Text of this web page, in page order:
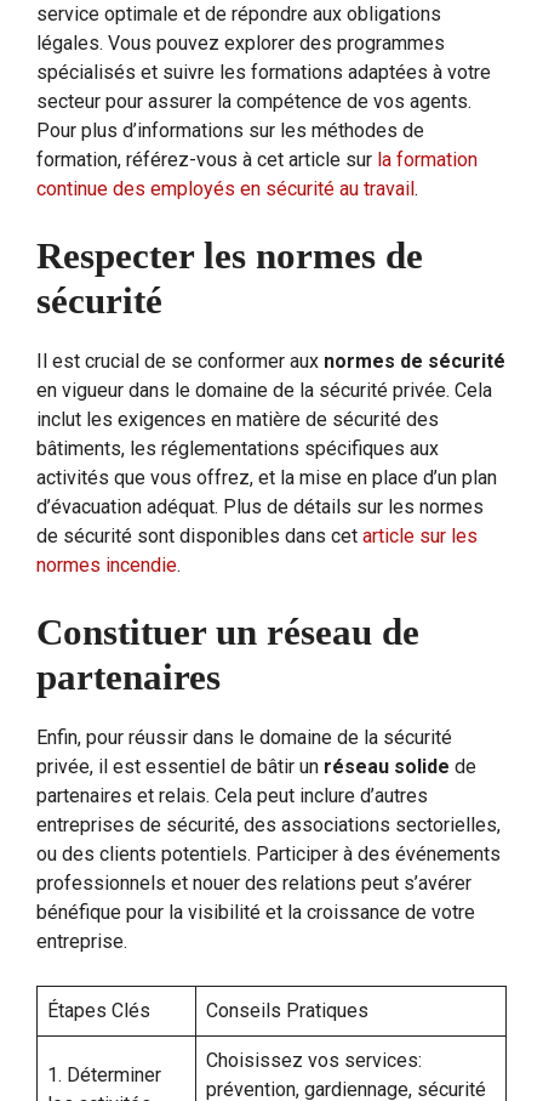
service optimale et de répondre aux obligations
légales. Vous pouvez explorer des programmes
spécialisés et suivre les formations adaptées à votre
secteur pour assurer la compétence de vos agents.
Pour plus d’informations sur les méthodes de
formation, référez-vous à cet article sur la formation
continue des employés en sécurité au travail.
Respecter les normes de
sécurité
Il est crucial de se conformer aux normes de sécurité
en vigueur dans le domaine de la sécurité privée. Cela
inclut les exigences en matière de sécurité des
bâtiments, les réglementations spécifiques aux
activités que vous offrez, et la mise en place d’un plan
d’évacuation adéquat. Plus de détails sur les normes
de sécurité sont disponibles dans cet article sur les
normes incendie.
Constituer un réseau de
partenaires
Enfin, pour réussir dans le domaine de la sécurité
privée, il est essentiel de bâtir un réseau solide de
partenaires et relais. Cela peut inclure d’autres
entreprises de sécurité, des associations sectorielles,
ou des clients potentiels. Participer à des événements
professionnels et nouer des relations peut s’avérer
bénéfique pour la visibilité et la croissance de votre
entreprise.
Étapes Clés Conseils Pratiques
1. Déterminer
Choisissez vos services:
prévention, gardiennage, sécurité